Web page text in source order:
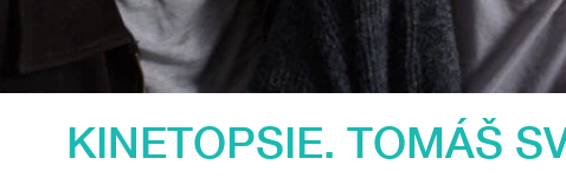
KINETOPSIE. TOMÁŠ